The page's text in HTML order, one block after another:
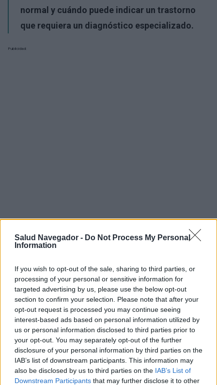
Salud Navegador - Do Not Process My Personal
Information
If you wish to opt-out of the sale, sharing to third parties, or
processing of your personal or sensitive information for
targeted advertising by us, please use the below opt-out
section to confirm your selection. Please note that after your
opt-out request is processed you may continue seeing
interest-based ads based on personal information utilized by
us or personal information disclosed to third parties prior to
your opt-out. You may separately opt-out of the further
disclosure of your personal information by third parties on the
IAB’s list of downstream participants. This information may
also be disclosed by us to third parties on the IAB’s List of
Downstream Participants that may further disclose it to other
normal y cuándo puede indicar un trastorno
que requiera un diagnóstico especializado.
Publicidad:
RELACIONADO
Temas Desarrollo del habla Logopeda Neurólogo
Trastornos del habla
Mira también en la lengua english deutsch
français polskim